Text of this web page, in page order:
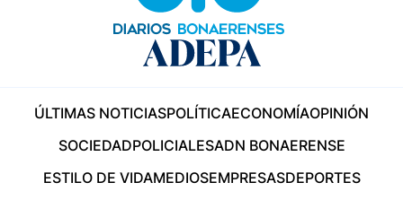
ÚLTIMAS NOTICIASPOLÍTICAECONOMÍAOPINIÓN
SOCIEDADPOLICIALESADN BONAERENSE
ESTILO DE VIDAMEDIOSEMPRESASDEPORTES